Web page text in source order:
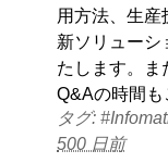
用方法、生
新ソリューシ
たします。ま
Q&Aの時間も
タグ:
500 日前